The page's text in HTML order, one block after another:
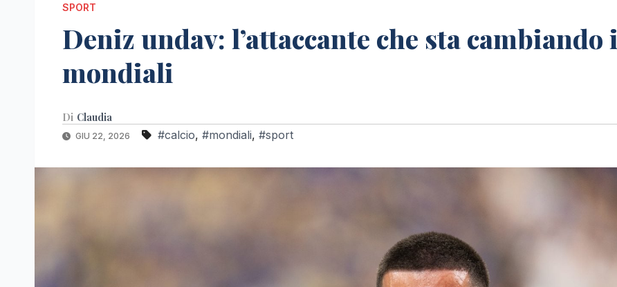
SPORT
Deniz undav: l’attaccante che sta cambiando i
mondiali
Di Claudia
GIU 22, 2026 #calcio, #mondiali, #sport